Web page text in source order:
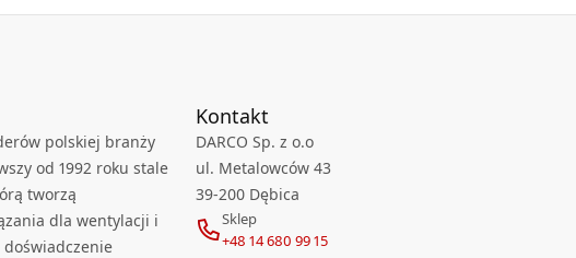
polskiej branży
od 1992 roku stale
tworzą
dla wentylacji i
Kontakt
DARCO Sp. z o.o
ul. Metalowców 43
39-200 Dębica
Sklep
+48 14 680 99 15